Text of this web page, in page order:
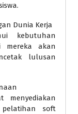
Dunia Kerja
kebutuhan
mereka akan
lulusan
menyediakan
pelatihan soft